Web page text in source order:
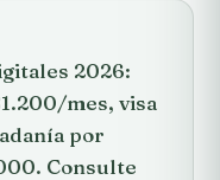
2026:
mes, visa
por
Consulte